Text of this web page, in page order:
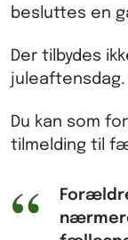
besluttes en
Der tilbydes
juleaftensdag.
Du kan som
tilmelding til